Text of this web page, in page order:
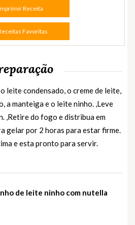
Receita
Favoritas
leite condensado, o creme de leite,
a manteiga e o leite ninho. ,Leve
,Retire do fogo e distribua em
gelar por 2 horas para estar firme.
e esta pronto para servir.
de leite ninho com nutella